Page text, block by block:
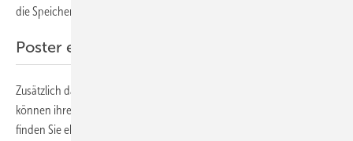
die Speicherinitiative des Klima- und Energiefonds vorgestellt.
Poster einreichen
Zusätzlich dazu wird es eine Posterausstellung geben. Interessenten
können ihre Vorschläge schon einreichen. Die konkreten Kriterien
finden Sie ebenfalls auf der